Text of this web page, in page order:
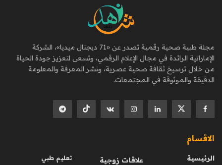
مجلة طبية صحية رقمية تصدر عن «71 ديجتال ميديا»، الشركة
الإماراتية الرائدة في مجال الإعلام الرقمي، وتسعى لتعزيز جودة الحياة
من خلال ترسيخ ثقافة صحية عصرية، ونشر المعرفة والمعلومة
الدقيقة والموثوقة في المجتمعات.
الاقسام
الرئيسية
علاقات زوجية
تعليم طبي